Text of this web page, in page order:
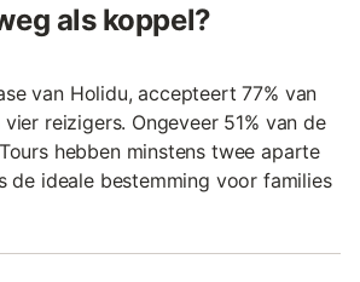
als koppel?
van Holidu, accepteert 77% van
reizigers. Ongeveer 51% van de
hebben minstens twee aparte
de ideale bestemming voor families